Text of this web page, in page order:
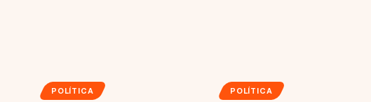
POLÍTICA POLÍTICA